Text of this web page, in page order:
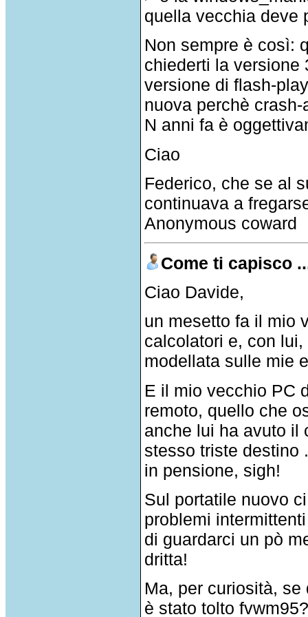
quella vecchia deve
Non sempre è così:
chiederti la versione
versione di flash-
nuova perchè
N anni fa è
Ciao
Federico, che se al
continuava a
Anonymous coward
Come ti capisco
Ciao Davide,
un mesetto fa il mio
calcolatori e, con
modellata sulle mie
E il mio vecchio PC
remoto, quello che
anche lui ha avuto il
stesso triste destino
in pensione, sigh!
Sul portatile nuovo
problemi
di guardarci un pò
dritta!
Ma, per curiosità,
è stato tolto